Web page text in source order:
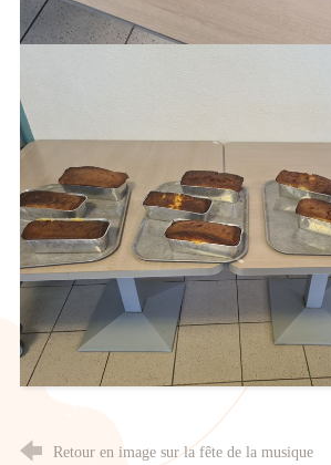
Retour en image sur la fête de la musique